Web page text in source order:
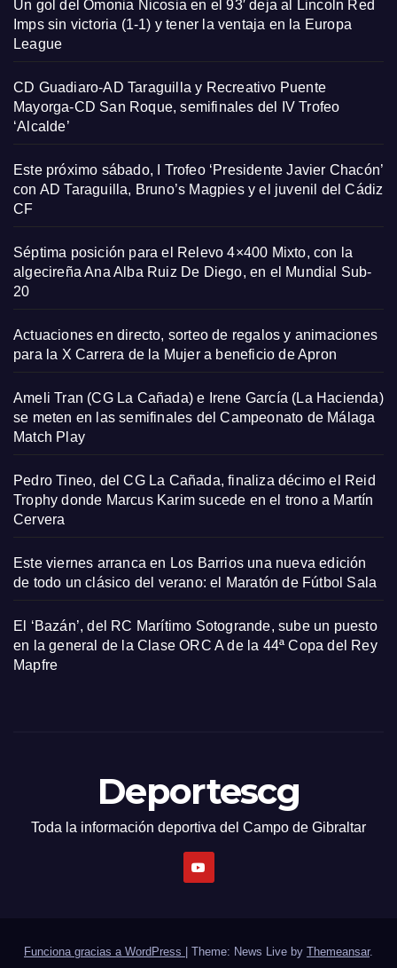
Un gol del Omonia Nicosia en el 93′ deja al Lincoln Red
Imps sin victoria (1-1) y tener la ventaja en la Europa
League
CD Guadiaro-AD Taraguilla y Recreativo Puente
Mayorga-CD San Roque, semifinales del IV Trofeo
‘Alcalde’
Este próximo sábado, I Trofeo ‘Presidente Javier Chacón’
con AD Taraguilla, Bruno’s Magpies y el juvenil del Cádiz
CF
Séptima posición para el Relevo 4×400 Mixto, con la
algecireña Ana Alba Ruiz De Diego, en el Mundial Sub-
20
Actuaciones en directo, sorteo de regalos y animaciones
para la X Carrera de la Mujer a beneficio de Apron
Ameli Tran (CG La Cañada) e Irene García (La Hacienda)
se meten en las semifinales del Campeonato de Málaga
Match Play
Pedro Tineo, del CG La Cañada, finaliza décimo el Reid
Trophy donde Marcus Karim sucede en el trono a Martín
Cervera
Este viernes arranca en Los Barrios una nueva edición
de todo un clásico del verano: el Maratón de Fútbol Sala
El ‘Bazán’, del RC Marítimo Sotogrande, sube un puesto
en la general de la Clase ORC A de la 44ª Copa del Rey
Mapfre
Deportescg
Toda la información deportiva del Campo de Gibraltar
Funciona gracias a WordPress Theme: News Live by Themeansar.